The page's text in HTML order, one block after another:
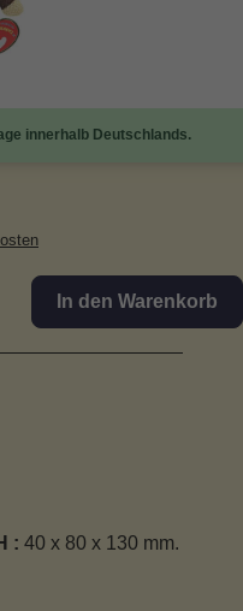
innerhalb Deutschlands.
In den Warenkorb
: 40 x 80 x 130 mm.